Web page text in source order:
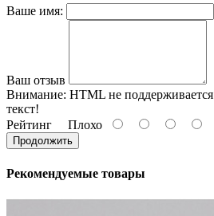
Ваше имя:
Ваш отзыв
Внимание: HTML не
текст!
Рейтинг Плохо
Продолжить
Рекомендуемые товары